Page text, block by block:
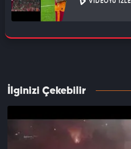
VIDEOYU İZLE
İlginizi Çekebilir